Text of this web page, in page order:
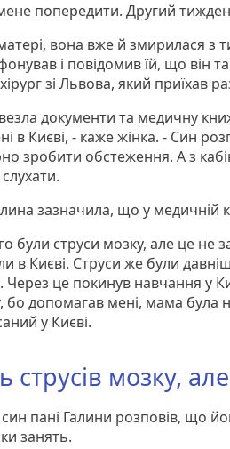
попередити. Другий
матері, вона вже й змирилася
і повідомив їй, що він
зі Львова, який
документи та медичну
в Києві, - каже жінка. - Син
зробити обстеження. А з
зазначила, що у медичній
були струси мозку, але це не
в Києві. Струси же були
Через це покинув навчання у
бо допомагав мені, мама була
у Києві.
струсів мозку,
пані Галини розповів, що
занять.